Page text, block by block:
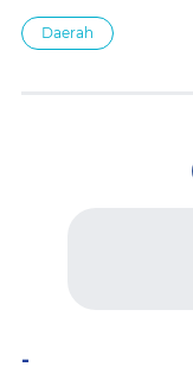
Daerah
-